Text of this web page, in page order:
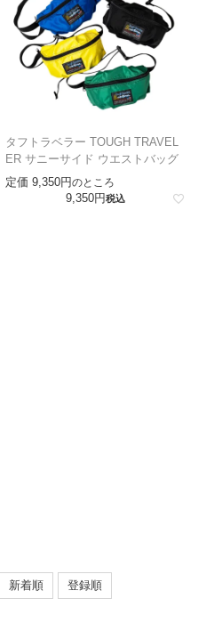
タフトラベラー TOUGH TRAVEL
ER サニーサイド ウエストバッグ
定価 9,350 のところ
9,350 税込
新着順
登録順